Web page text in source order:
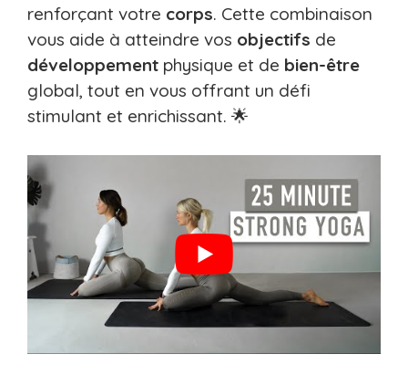
renforçant votre corps. Cette combinaison
vous aide à atteindre vos objectifs de
développement physique et de bien-être
global, tout en vous offrant un défi
stimulant et enrichissant. 🌟